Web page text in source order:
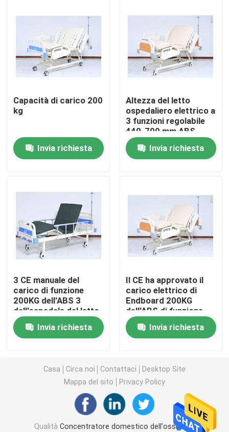
Contattici
Notizie
Casi
Concentratore medico dell'ossigeno
concentratore dell'ossigeno di viaggio
alto concentratore dell'ossigeno di flusso
Macchine portatili del nebulizzatore
Apparecchiatura medica di aspirazione
Termometro di Digital della famiglia
Monitor di pressione sanguigna della famiglia
Capacità di carico 200
kg
Invia richiesta
Altezza del letto
ospedaliero elettrico a
3 funzioni regolabile
440-700 mm ABS
Headboard Footboard
Invia richiesta
3 CE manuale del
carico di funzione
200KG dell'ABS 3
dell'ospedale del letto
storto invisibile di
professione
d'infermiera
Invia richiesta
Il CE ha approvato il
carico elettrico di
Endboard 200KG
dell'ABS di funzione
del letto 3 di
professione
d'infermiera
Invia richiesta
Casa Circa noi Contattaci
Desktop Site
Mappa del sito
Privacy Policy
QualitàConcentratore domestico dell'ossigeno